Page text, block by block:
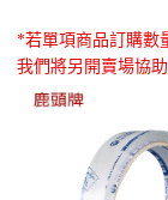
*若單項商品訂購數
我們將另開賣場協助